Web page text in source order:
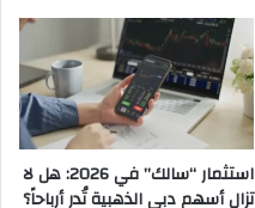
استثمار “سالك” في 2026: هل لا
تزال أسهم دبي الذهبية تُدر أرباحاً؟